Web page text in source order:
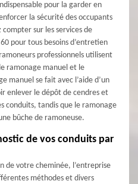
pour la garder en
la sécurité des occupants
compter sur les services de
pour tous besoins d’entretien
professionnels utilisent
ramonage manuel et le
manuel se fait avec l’aide d’un
enlever le dépôt de cendres et
conduits, tandis que le ramonage
bûche de ramoneuse.
de vos conduits par
de votre cheminée, l’entreprise
méthodes et divers